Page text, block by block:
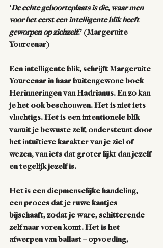
‘De echte geboorteplaats is die, waar men
voor het eerst een intelligente blik heeft
geworpen op zichzelf.’ (Margeruite
Yourcenar)
Een intelligente blik, schrijft Margeruite
Yourcenar in haar buitengewone boek
Herinneringen van Hadrianus. En zo kan
je het ook beschouwen. Het is niet iets
vluchtigs. Het is een intentionele blik
vanuit je bewuste zelf, ondersteunt door
het intuïtieve karakter van je ziel of
wezen, van iets dat groter lijkt dan jezelf
en tegelijk jezelf is.
Het is een diepmenselijke handeling,
een proces dat je ruwe kantjes
bijschaaft, zodat je ware, schitterende
zelf naar voren komt. Het is het
afwerpen van ballast – opvoeding,